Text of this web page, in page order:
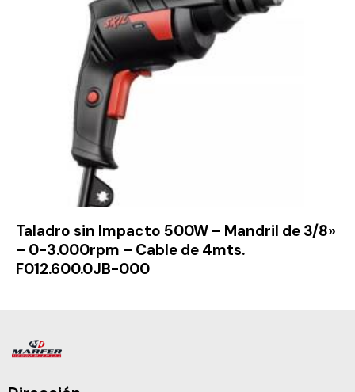
Taladro sin Impacto 500W – Mandril de 3/8»
– 0-3.000rpm – Cable de 4mts.
F012.600.0JB-000